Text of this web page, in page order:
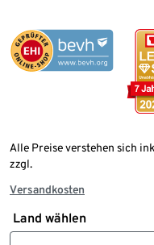
Alle Preise verstehen sich
zzgl.
Versandkosten
Land wählen